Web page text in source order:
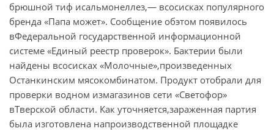
брюшной тиф исальмонеллез,— всосисках популярного
бренда «Папа может». Сообщение обэтом появилось
вФедеральной государственной информационной
системе «Единый реестр проверок». Бактерии были
найдены всосисках «Молочные»,произведенных
Останкинским мясокомбинатом. Продукт отобрали для
проверки водном измагазинов сети «Светофор»
вТверской области. Как уточняется,зараженная партия
была изготовлена напроизводственной площадке